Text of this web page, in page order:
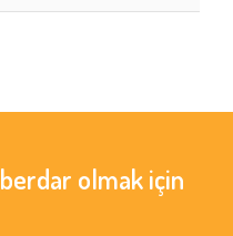
olmak için